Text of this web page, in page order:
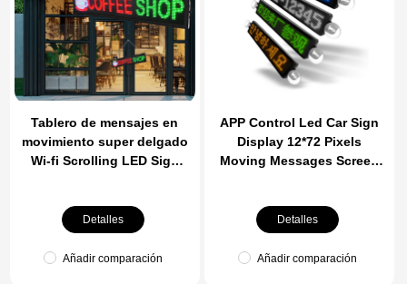
Tablero de mensajes en
movimiento super delgado
Wi-fi Scrolling LED Sign
Smartphone
Detalles
Añadir comparación
APP Control Led Car Sign
Display 12*72 Pixels
Moving Messages Screen
Car Rear Window
Detalles
Añadir comparación